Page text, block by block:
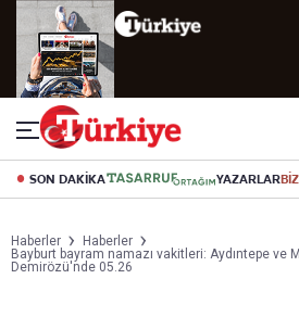
SON DAKİKA YAZARLAR
Haberler
Haberler
Bayburt bayram namazı vakitleri: Aydıntepe ve
Demirözü'nde 05.26